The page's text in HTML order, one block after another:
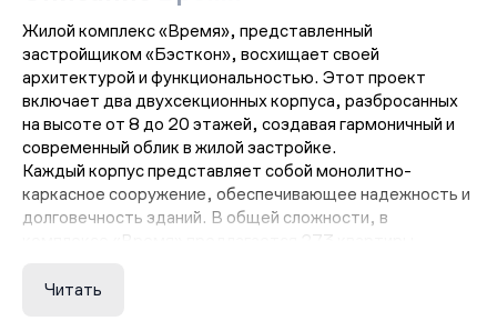
Жилой комплекс «Время», представленный
застройщиком «Бэсткон», восхищает своей
архитектурой и функциональностью. Этот проект
включает два двухсекционных корпуса, разбросанных
на высоте от 8 до 20 этажей, создавая гармоничный и
современный облик в жилой застройке.
Каждый корпус представляет собой монолитно-
каркасное сооружение, обеспечивающее надежность и
долговечность зданий. В общей сложности, в
комплексе «Время» предлагается 273 квартиры
классические 1-3 комнатные квартиры, так и
Читать